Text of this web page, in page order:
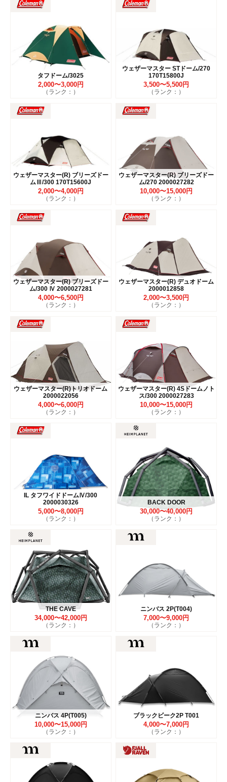
タフドーム/3025
2,000〜3,000円
（ランク：）
ウェザーマスター STドーム/270
170T15800J
3,500〜5,500円
（ランク：）
ウェザーマスター(R) ブリーズドー
ムⅢ/300 170T15600J
2,000〜4,000円
（ランク：）
ウェザーマスター(R) ブリーズドー
ム/270 2000027282
10,000〜15,000円
（ランク：）
ウェザーマスター(R) ブリーズドー
ム/300 Ⅳ 2000027281
4,000〜6,500円
（ランク：）
ウェザーマスター(R) デュオドーム
2000012858
2,000〜3,500円
（ランク：）
ウェザーマスター(R)トリオドーム
2000022056
4,000〜6,000円
（ランク：）
ウェザーマスター(R) 4Sドームノト
ス/300 2000027283
10,000〜15,000円
（ランク：）
IL タフワイドドームⅣ/300
2000030326
5,000〜8,000円
（ランク：）
BACK DOOR
30,000〜40,000円
（ランク：）
THE CAVE
34,000〜42,000円
（ランク：）
ニンバス 2P(T004)
7,000〜9,000円
（ランク：）
ニンバス 4P(T005)
10,000〜15,000円
（ランク：）
ブラックビーク2P T001
4,000〜7,000円
（ランク：）